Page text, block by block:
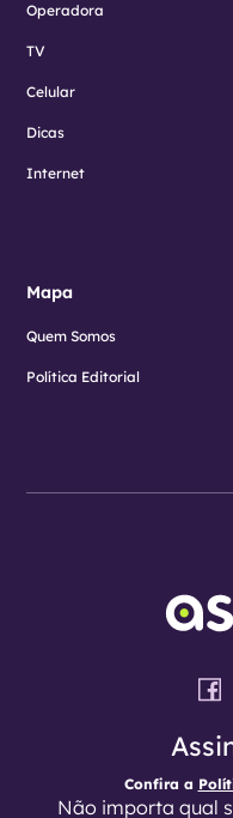
Operadora
TV
Celular
Dicas
Internet
Mapa
Quem Somos
Política Editorial
Confira a
Não importa qual